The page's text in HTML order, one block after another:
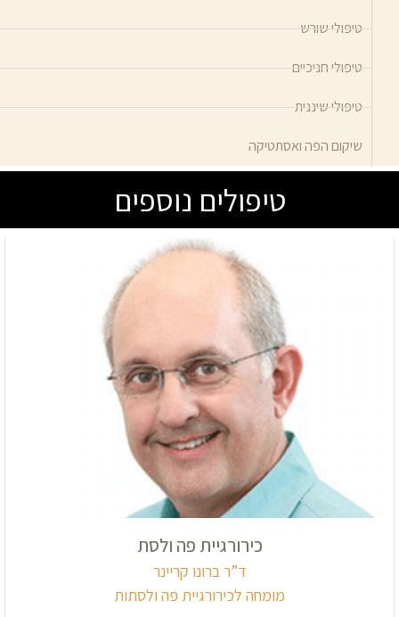
טיפולי שורש
טיפולי חניכיים
טיפולי שיננית
שיקום הפה ואסתטיקה
טיפולים נוספים
כירורגיית פה ולסת
ד”ר ברונו קריינר
מומחה לכירורגיית פה ולסתות